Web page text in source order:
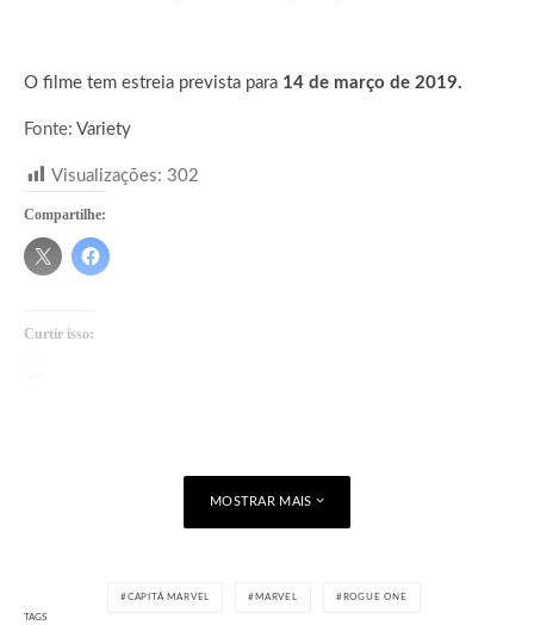
O filme tem estreia prevista para 14 de março de 2019.
Fonte: Variety
Visualizações: 302
Compartilhe:
Curtir isso:
MOSTRAR MAIS
TAGS
CAPITÃ MARVEL MARVEL ROGUE ONE